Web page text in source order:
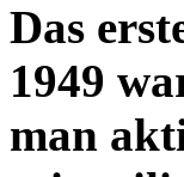
Das
1949
man